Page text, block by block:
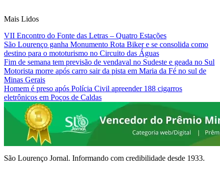
Mais Lidos
VII Encontro do Fonte das Letras – Quatro Estações
São Lourenço ganha Monumento Rota Biker e se consolida como
destino para o mototurismo no Circuito das Águas
Fim de semana tem previsão de vendaval no Sudeste e geada no Sul
Motorista morre após carro sair da pista em Maria da Fé no sul de
Minas Gerais
Homem é preso após Polícia Civil apreender 188 cigarros
eletrônicos em Poços de Caldas
São Lourenço Jornal. Informando com credibilidade desde 1933.